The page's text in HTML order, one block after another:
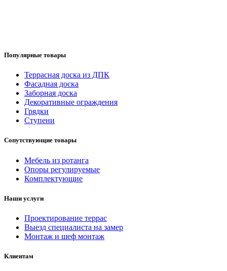
Популярные товары
Террасная доска из ДПК
Фасадная доска
Заборная доска
Декоративные ограждения
Грядки
Ступени
Сопутствующие товары
Мебель из ротанга
Опоры регулируемые
Комплектующие
Наши услуги
Проектирование террас
Выезд специалиста на замер
Монтаж и шеф монтаж
Клиентам